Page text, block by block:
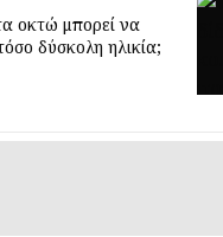
Δίδυμα και ύπνος: μυστικά
για πιο ήρεμες νύχτες